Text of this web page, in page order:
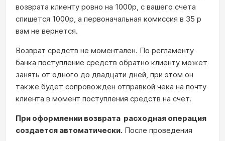
возврата клиенту ровно на 1000р, с вашего счета
спишется 1000р, а первоначальная комиссия в 35 р
вам не вернется.
Возврат средств не моментален. По регламенту
банка поступление средств обратно клиенту может
занять от одного до двадцати дней, при этом он
также будет сопровожден отправкой чека на почту
клиента в момент поступления средств на счет.
При оформлении возврата расходная операция
создается автоматически. После проведения